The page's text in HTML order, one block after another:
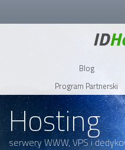
Blog
Program Partnerski
Hosting
serwery WWW, VPS i